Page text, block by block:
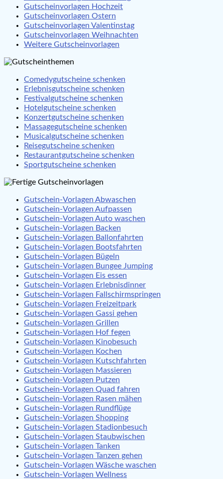
Gutscheinvorlagen Hochzeit
Gutscheinvorlagen Ostern
Gutscheinvorlagen Valentinstag
Gutscheinvorlagen Weihnachten
Weitere Gutscheinvorlagen
Comedygutscheine schenken
Erlebnisgutscheine schenken
Festivalgutscheine schenken
Hotelgutscheine schenken
Konzertgutscheine schenken
Massagegutscheine schenken
Musicalgutscheine schenken
Reisegutscheine schenken
Restaurantgutscheine schenken
Sportgutscheine schenken
Gutschein-Vorlagen Abwaschen
Gutschein-Vorlagen Aufpassen
Gutschein-Vorlagen Auto waschen
Gutschein-Vorlagen Backen
Gutschein-Vorlagen Ballonfahrten
Gutschein-Vorlagen Bootsfahrten
Gutschein-Vorlagen Bügeln
Gutschein-Vorlagen Bungee Jumping
Gutschein-Vorlagen Eis essen
Gutschein-Vorlagen Erlebnisdinner
Gutschein-Vorlagen Fallschirmspringen
Gutschein-Vorlagen Freizeitpark
Gutschein-Vorlagen Gassi gehen
Gutschein-Vorlagen Grillen
Gutschein-Vorlagen Hof fegen
Gutschein-Vorlagen Kinobesuch
Gutschein-Vorlagen Kochen
Gutschein-Vorlagen Kutschfahrten
Gutschein-Vorlagen Massieren
Gutschein-Vorlagen Putzen
Gutschein-Vorlagen Quad fahren
Gutschein-Vorlagen Rasen mähen
Gutschein-Vorlagen Rundflüge
Gutschein-Vorlagen Shopping
Gutschein-Vorlagen Stadionbesuch
Gutschein-Vorlagen Staubwischen
Gutschein-Vorlagen Tanken
Gutschein-Vorlagen Tanzen gehen
Gutschein-Vorlagen Wäsche waschen
Gutschein-Vorlagen Wellness